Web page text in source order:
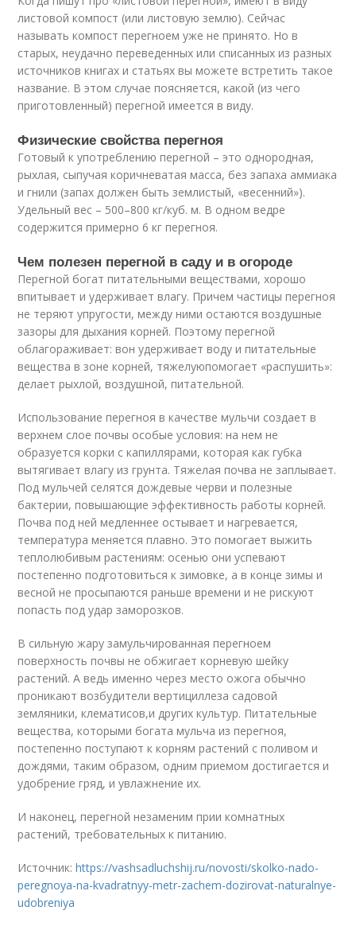
листовой компост (или листовую землю). Сейчас
называть компост перегноем уже не принято. Но в
старых, неудачно переведенных или списанных из разных
источников книгах и статьях вы можете встретить такое
название. В этом случае поясняется, какой (из чего
приготовленный) перегной имеется в виду.
Физические свойства перегноя
Готовый к употреблению перегной – это однородная,
рыхлая, сыпучая коричневатая масса, без запаха аммиака
и гнили (запах должен быть землистый, «весенний»).
Удельный вес – 500–800 кг/куб. м. В одном ведре
содержится примерно 6 кг перегноя.
Чем полезен перегной в саду и в огороде
Перегной богат питательными веществами, хорошо
впитывает и удерживает влагу. Причем частицы перегноя
не теряют упругости, между ними остаются воздушные
зазоры для дыхания корней. Поэтому перегной
облагораживает: вон удерживает воду и питательные
вещества в зоне корней, тяжелуюпомогает «распушить»:
делает рыхлой, воздушной, питательной.
Использование перегноя в качестве мульчи создает в
верхнем слое почвы особые условия: на нем не
образуется корки с капиллярами, которая как губка
вытягивает влагу из грунта. Тяжелая почва не заплывает.
Под мульчей селятся дождевые черви и полезные
бактерии, повышающие эффективность работы корней.
Почва под ней медленнее остывает и нагревается,
температура меняется плавно. Это помогает выжить
теплолюбивым растениям: осенью они успевают
постепенно подготовиться к зимовке, а в конце зимы и
весной не просыпаются раньше времени и не рискуют
попасть под удар заморозков.
В сильную жару замульчированная перегноем
поверхность почвы не обжигает корневую шейку
растений. А ведь именно через место ожога обычно
проникают возбудители вертициллеза садовой
земляники, клематисов,и других культур. Питательные
вещества, которыми богата мульча из перегноя,
постепенно поступают к корням растений с поливом и
дождями, таким образом, одним приемом достигается и
удобрение гряд, и увлажнение их.
И наконец, перегной незаменим прии комнатных
растений, требовательных к питанию.
Источник:https://vashsadluchshij.ru/novosti/skolko-nado-
peregnoya-na-kvadratnyy-metr-zachem-dozirovat-naturalnye-
udobreniya